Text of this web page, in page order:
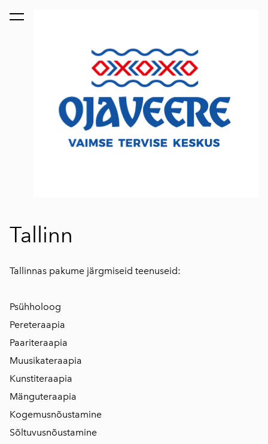
lisati ostukorvi.
Tallinn
Tallinnas pakume järgmiseid teenuseid:
Psühholoog
Pereteraapia
Paariteraapia
Muusikateraapia
Kunstiteraapia
Mänguteraapia
Kogemusnõustamine
Sõltuvusnõustamine